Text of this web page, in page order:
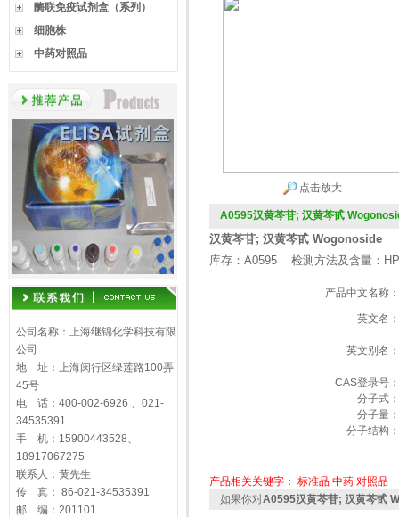
酶联免疫试剂盒（系列）
细胞株
中药对照品
公司名称：上海继锦化学科技有限
公司
地 址：上海闵行区绿莲路100弄
45号
电 话：400-002-6926 、021-
34535391
手 机：15900443528、
18917067275
联系人：黄先生
传 真： 86-021-34535391
邮 编：201101
点击放大
A0595汉黄芩苷; 汉黄芩甙
汉黄芩苷; 汉黄芩甙 Wogonoside
库存：A0595 检测方法及含量：
产品中文名称：
英文名：
英文别名：
CAS登录号：
分子式：
分子量：
分子结构：
产品相关关键字： 标准品 中药 对照品
如果你对A0595汉黄芩苷; 汉黄芩甙